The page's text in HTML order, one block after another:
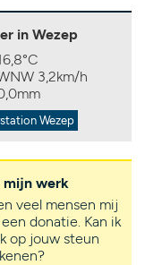
in Wezep
3,2km/h
Wezep
mijn werk
veel mensen mij
donatie. Kan ik
op jouw steun